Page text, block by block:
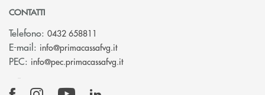
CONTATTI
Telefono: 0432 658811
E-mail: info@primacassafvg.it(si apre l’app di posta elettronica)
PEC: info@pec.primacassafvg.it(si apre l’app di posta elettronica)